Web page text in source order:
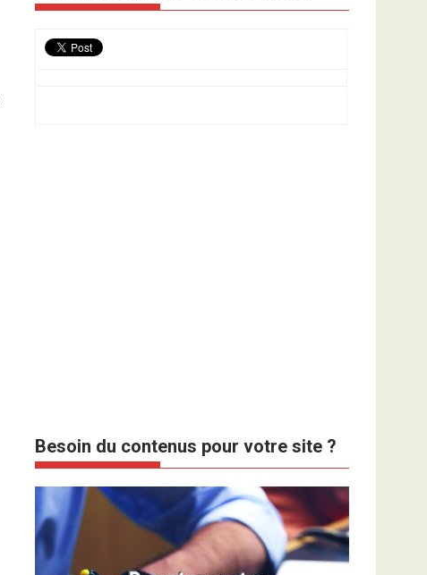
Besoin du contenus pour votre site ?